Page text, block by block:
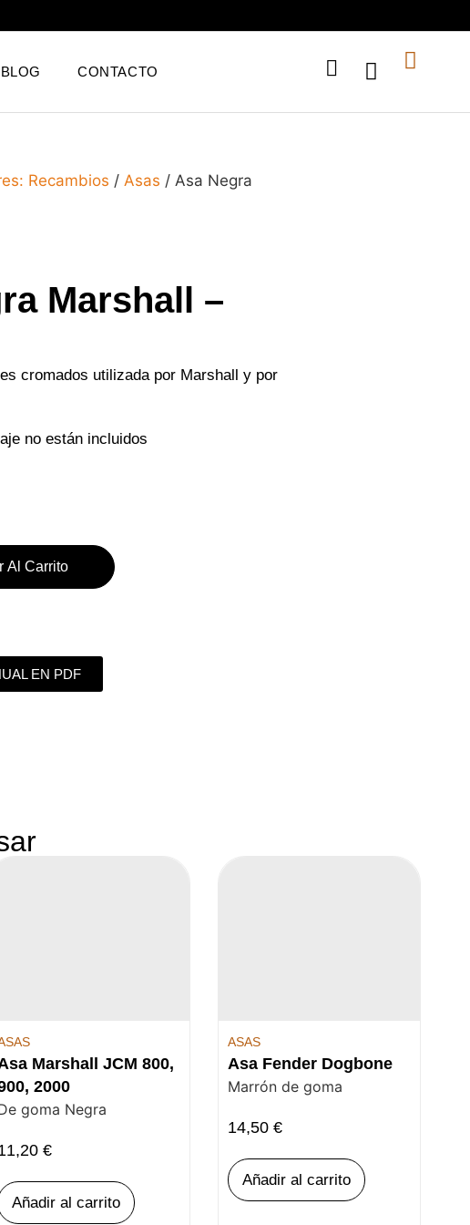
BLOG CONTACTO
Recambios / Asas / Asa Negra
Marshall –
cromados utilizada por Marshall y por
no están incluidos
Al Carrito
EN PDF
Marshall JCM 800,
2000
goma Negra
€
Añadir al carrito
ASAS
Asa Fender Dogbone
Marrón de goma
14,50 €
Añadir al carrito